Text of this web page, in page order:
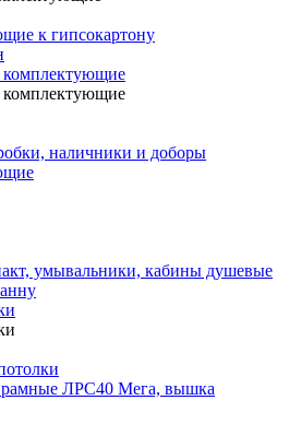
к гипсокартону
комплектующие
комплектующие
наличники и доборы
умывальники, кабины душевые
ЛРС40 Мега, вышка